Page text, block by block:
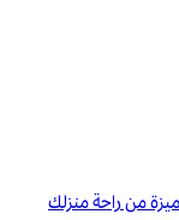
من راحة منزلك